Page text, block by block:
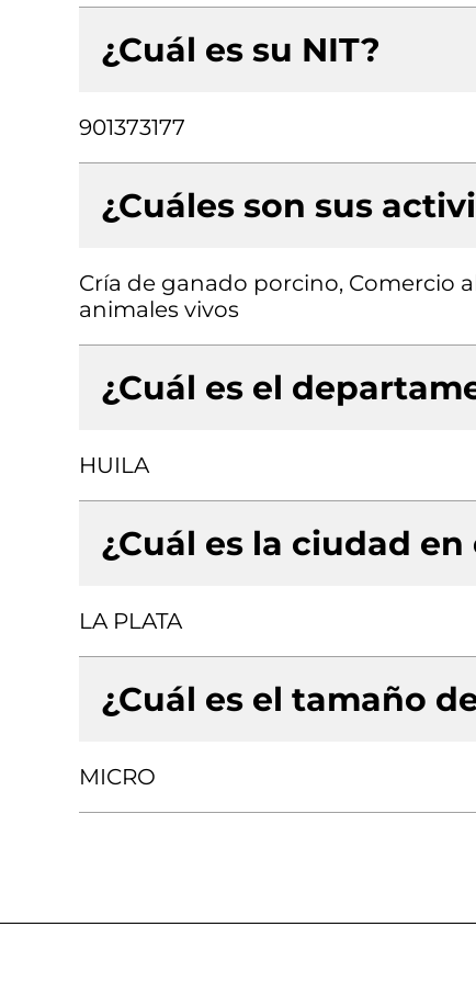
¿Cuál es su NIT?
901373177
¿Cuáles son sus
Cría de ganado porcino, Comercio
animales vivos
¿Cuál es el
HUILA
¿Cuál es la ciudad
LA PLATA
¿Cuál es el tamaño
MICRO